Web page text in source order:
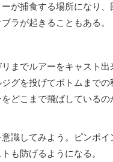
が捕食する場所になり、
ラが起きることもある。
までルアーをキャスト
グを投げてボトムまで
どこまで飛ばしている
識してみよう。ピンポ
も防げるようになる。